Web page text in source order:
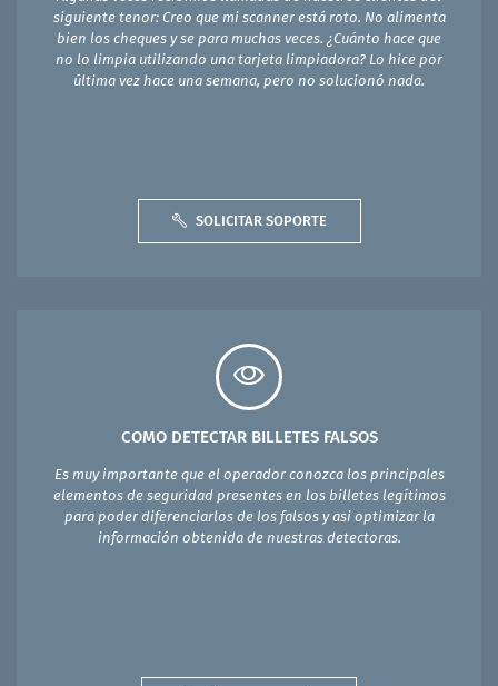
siguiente tenor: Creo que mi scanner está roto. No alimenta
bien los cheques y se para muchas veces. ¿Cuánto hace que
no lo limpia utilizando una tarjeta limpiadora? Lo hice por
última vez hace una semana, pero no solucionó nada.
SOLICITAR SOPORTE
COMO DETECTAR BILLETES FALSOS
Es muy importante que el operador conozca los principales
elementos de seguridad presentes en los billetes legítimos
para poder diferenciarlos de los falsos y asi optimizar la
información obtenida de nuestras detectoras.